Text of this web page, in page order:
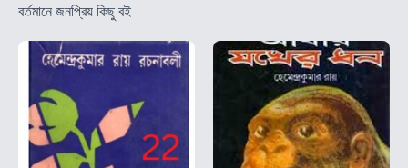
বর্তমানে জনপ্রিয় কিছু বই